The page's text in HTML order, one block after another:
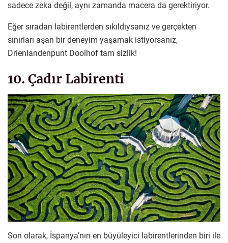
sadece zeka değil, aynı zamanda macera da gerektiriyor.
Eğer sıradan labirentlerden sıkıldıysanız ve gerçekten
sınırları aşan bir deneyim yaşamak istiyorsanız,
Drienlandenpunt Doolhof tam sizlik!
10. Çadır Labirenti
Son olarak, İspanya’nın en büyüleyici labirentlerinden biri ile